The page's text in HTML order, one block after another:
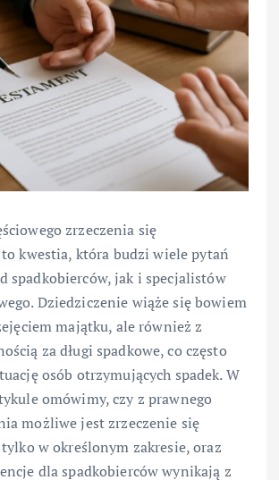
zrzeczenia się
kwestia, która budzi wiele pytań
spadkobierców, jak i specjalistów
Dziedziczenie wiąże się bowiem
majątku, ale również z
za długi spadkowe, co często
osób otrzymujących spadek. W
omówimy, czy z prawnego
możliwe jest zrzeczenie się
w określonym zakresie, oraz
dla spadkobierców wynikają z